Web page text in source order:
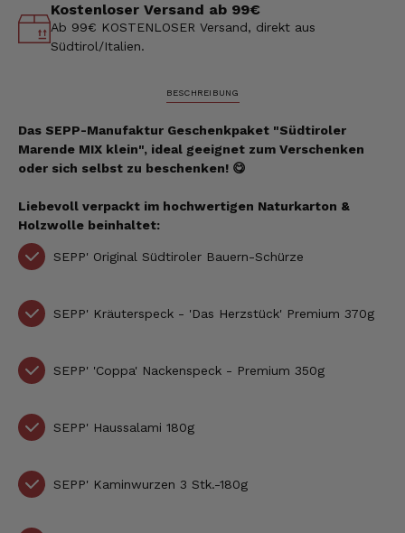
Kostenloser Versand ab 99€
Ab 99€ KOSTENLOSER Versand, direkt aus
Südtirol/Italien.
BESCHREIBUNG
Das SEPP-Manufaktur Geschenkpaket "Südtiroler
Marende MIX klein", ideal geeignet zum Verschenken
oder sich selbst zu beschenken! 😋
Liebevoll verpackt im hochwertigen Naturkarton &
Holzwolle beinhaltet:
SEPP' Original Südtiroler Bauern-Schürze
SEPP' Kräuterspeck - 'Das Herzstück' Premium 370g
SEPP' 'Coppa' Nackenspeck - Premium 350g
SEPP' Haussalami 180g
SEPP' Kaminwurzen 3 Stk.-180g